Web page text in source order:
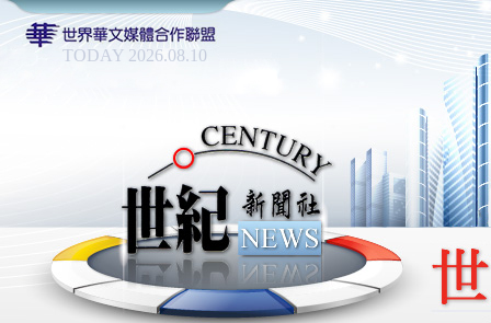
TODAY 2026.08.10